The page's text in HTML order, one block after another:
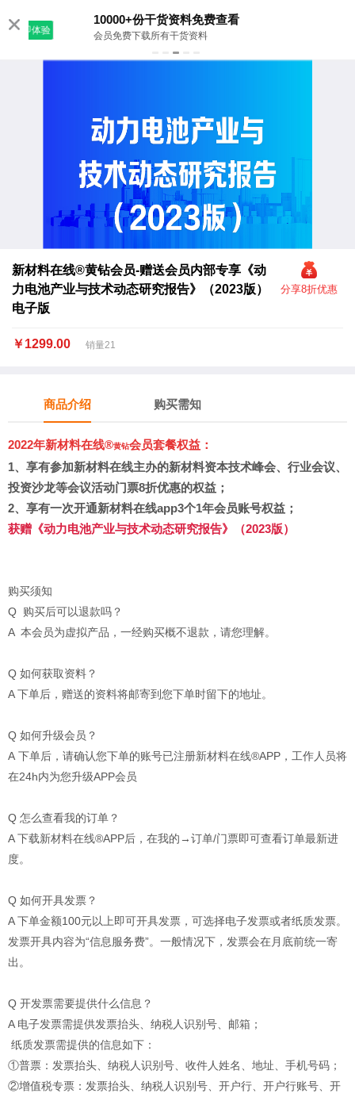
分享8折优惠
新材料在线®黄钻会员-赠送会员内部专享《动
力电池产业与技术动态研究报告》（2023版）
电子版
￥1299.00 销量21
商品介绍 购买需知
2022年新材料在线®黄钻会员套餐权益：
1、 享有参加新材料在线主办的新材料资本技术峰会、行业会议、
投资沙龙等会议活动门票8折优惠的权益；
2、享有一次开通新材料在线app3个1年会员账号权益 ；
获赠 《动力电池产业与技术动态研究报告》（2023版）
购买须知
Q 购买后可以退款吗？
A 本会员为虚拟产品，一经购买概不退款，请您理解。
Q 如何获取资料？
A 下单后，赠送的资料将邮寄到您下单时留下的地址。
Q 如何升级会员？
A 下单后，请确认您下单的账号已注册新材料在线®APP，工作人员将
在24h内为您升级APP会员
Q 怎么查看我的订单？
A 下载新材料在线®APP后，在我的→订单/门票即可查看订单最新进
度。
Q 如何开具发票？
A 下单金额100元以上即可开具发票，可选择电子发票或者纸质发票。
发票开具内容为“信息服务费”。一般情况下，发票会在月底前统一寄
出。
Q 开发票需要提供什么信息？
A 电子发票需提供发票抬头、纳税人识别号、邮箱；
纸质发票需提供的信息如下：
①普票：发票抬头、纳税人识别号、收件人姓名、地址、手机号码；
②增值税专票：发票抬头、纳税人识别号、开户行、开户行账号、开
10000+份干货资料免费查看
会员免费下载所有干货资料